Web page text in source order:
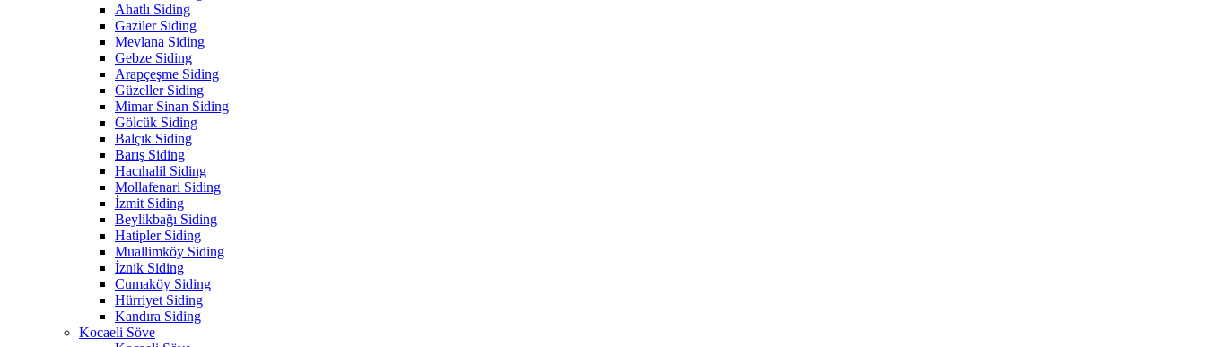
Ahatlı Siding
Gaziler Siding
Mevlana Siding
Gebze Siding
Arapçeşme Siding
Güzeller Siding
Mimar Sinan Siding
Gölcük Siding
Balçık Siding
Barış Siding
Hacıhalil Siding
Mollafenari Siding
İzmit Siding
Beylikbağı Siding
Hatipler Siding
Muallimköy Siding
İznik Siding
Cumaköy Siding
Hürriyet Siding
Kandıra Siding
Kocaeli Söve